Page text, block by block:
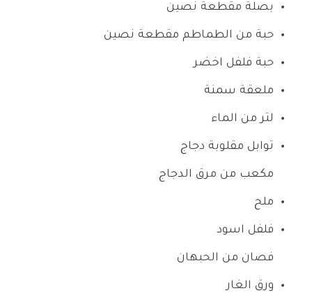
بصلة مقطعة نصين
حبة من الطماطم مقطعة نصين
حبة فلفل اخضر
ملعقة سمنة
لتر من الماء
توابل مقلوبة دجاج
مكعب من مرق الدجاج
ملح
فلفل اسود
فصان من الحبهان
ورق الغار